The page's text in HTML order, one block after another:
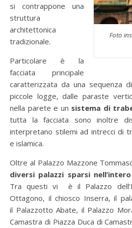
Foto
si contrappone una
struttura
architettonica
tradizionale.
Particolare è la
facciata principale
caratterizzata da una sequenza
piccole logge, dalle paraste
nella parete e un sistema di
tutta la facciata sono inoltre
interpretano stilemi ad intrecci di
e islamica.
Oltre al Palazzo Mazzone
diversi palazzi sparsi
Tra questi vi è il Palazzo
Ottagono, il chiosco Inserra, il
il Palazzotto Abate, il Palazzo
Camastra di Piazza Duca di